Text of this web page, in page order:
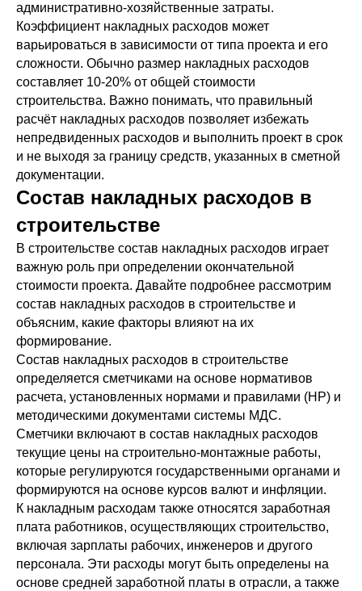
административно-хозяйственные затраты.
Коэффициент накладных расходов может
варьироваться в зависимости от типа проекта и его
сложности. Обычно размер накладных расходов
составляет 10-20% от общей стоимости
строительства. Важно понимать, что правильный
расчёт накладных расходов позволяет избежать
непредвиденных расходов и выполнить проект в срок
и не выходя за границу средств, указанных в сметной
документации.
Состав накладных расходов в
строительстве
В строительстве состав накладных расходов играет
важную роль при определении окончательной
стоимости проекта. Давайте подробнее рассмотрим
состав накладных расходов в строительстве и
объясним, какие факторы влияют на их
формирование.
Состав накладных расходов в строительстве
определяется сметчиками на основе нормативов
расчета, установленных нормами и правилами (НР) и
методическими документами системы МДС.
Сметчики включают в состав накладных расходов
текущие цены на строительно-монтажные работы,
которые регулируются государственными органами и
формируются на основе курсов валют и инфляции.
К накладным расходам также относятся заработная
плата работников, осуществляющих строительство,
включая зарплаты рабочих, инженеров и другого
персонала. Эти расходы могут быть определены на
основе средней заработной платы в отрасли, а также